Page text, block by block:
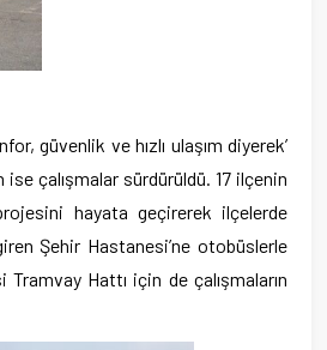
güvenlik ve hızlı ulaşım diyerek’
çalışmalar sürdürüldü. 17 ilçenin
hayata geçirerek ilçelerde
Şehir Hastanesi’ne otobüslerle
Hattı için de çalışmaların